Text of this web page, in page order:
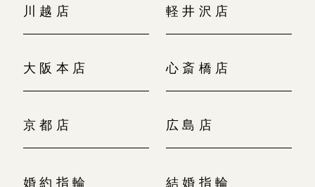
川越店 軽井沢店
大阪本店 心斎橋店
京都店 広島店
婚約指輪 結婚指輪